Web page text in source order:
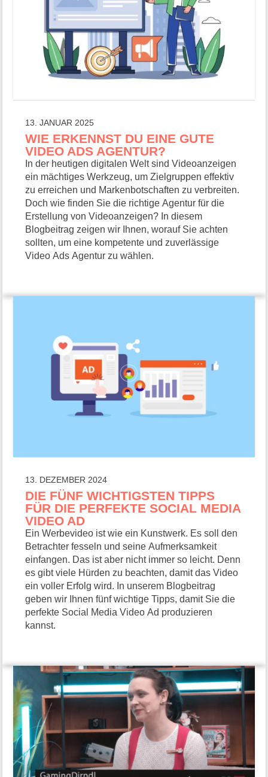
13. JANUAR 2025
WIE ERKENNST DU EINE GUTE
VIDEO ADS AGENTUR?
In der heutigen digitalen Welt sind Videoanzeigen
ein mächtiges Werkzeug, um Zielgruppen effektiv
zu erreichen und Markenbotschaften zu verbreiten.
Doch wie finden Sie die richtige Agentur für die
Erstellung von Videoanzeigen? In diesem
Blogbeitrag zeigen wir Ihnen, worauf Sie achten
sollten, um eine kompetente und zuverlässige
Video Ads Agentur zu wählen.
13. DEZEMBER 2024
DIE FÜNF WICHTIGSTEN TIPPS
FÜR DIE PERFEKTE SOCIAL MEDIA
VIDEO AD
Ein Werbevideo ist wie ein Kunstwerk. Es soll den
Betrachter fesseln und seine Aufmerksamkeit
einfangen. Das ist aber nicht immer so leicht. Denn
es gibt viele Hürden zu beachten, damit das Video
ein voller Erfolg wird. In unserem Blogbeitrag
geben wir Ihnen fünf wichtige Tipps, damit Sie die
perfekte Social Media Video Ad produzieren
kannst.